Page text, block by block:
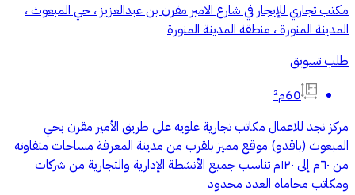
مكتب تجاري للإيجار في شارع الامير مقرن بن عبدالعزيز ، حي المبعوث ،
المدينة المنورة ، منطقة المدينة المنورة
طلب تسويق
60م²
مركز نجد للاعمال مكاتب تجارية علويه على طريق الأمير مقرن بحي
المبعوث (باقدو) موقع مميز بلقرب من مدينة المعرفة مساحات متفاوته
من ٦٠م إلى ١٢٠م تناسب جميع الأنشطة الإدارية والتجارية من شركات
ومكاتب محاماه العدد محدود